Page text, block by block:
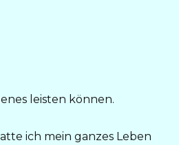
leisten können.
ich mein ganzes Leben